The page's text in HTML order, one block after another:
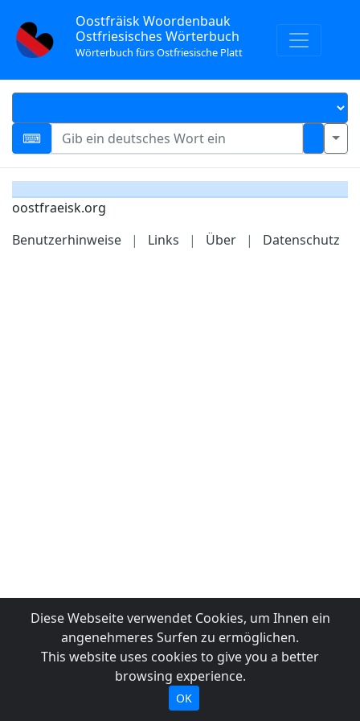
Oostfräisk Woordenbauk
Ostfriesisches Wörterbuch
Wörterbuch fürs Ostfriesische Platt
oostfraeisk.org
Benutzerhinweise
| Links | Über | Datenschutz
Diese Webseite verwendet Cookies, um Ihnen ein
angenehmeres Surfen zu ermöglichen.
This website uses cookies to give you a better
browsing experience.
OK